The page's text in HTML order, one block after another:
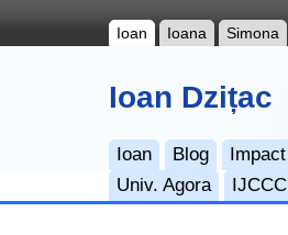
Ioan Ioana Simona
Ioan Dzițac
Ioan Blog Impact
Univ. Agora
IJCCC